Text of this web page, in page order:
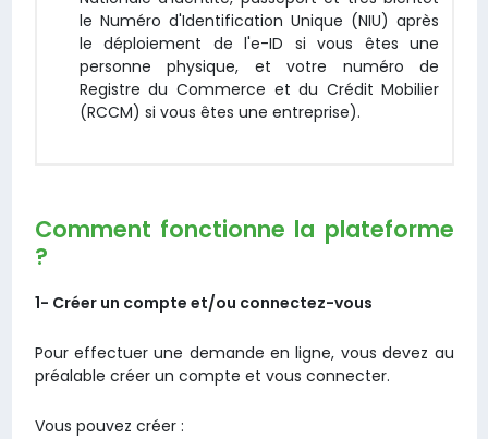
le Numéro d'Identification Unique (NIU) après
le déploiement de l'e-ID si vous êtes une
personne physique, et votre numéro de
Registre du Commerce et du Crédit Mobilier
(RCCM) si vous êtes une entreprise).
Comment fonctionne la plateforme
?
1- Créer un compte et/ou connectez-vous
Pour effectuer une demande en ligne, vous devez au
préalable créer un compte et vous connecter.
Vous pouvez créer :